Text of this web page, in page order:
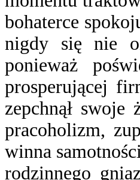
bohaterce
nigdy się nie
ponieważ
prosperującej
zepchnął
pracoholizm,
winna
rodzinnego